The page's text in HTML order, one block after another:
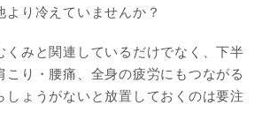
より冷えていませんか？
くみと関連しているだけでなく、下半
こり・腰痛、全身の疲労にもつながる
しょうがないと放置しておくのは要注